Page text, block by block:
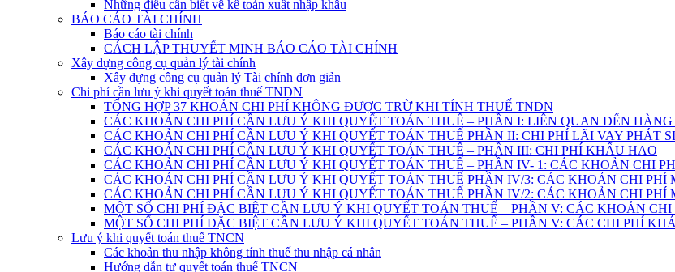
Những điều cần biết về kế toán xuất nhập khẩu
BÁO CÁO TÀI CHÍNH
Báo cáo tài chính
CÁCH LẬP THUYẾT MINH BÁO CÁO TÀI CHÍNH
Xây dựng công cụ quản lý tài chính
Xây dựng công cụ quản lý Tài chính đơn giản
Chi phí cần lưu ý khi quyết toán thuế TNDN
TỔNG HỢP 37 KHOẢN CHI PHÍ KHÔNG ĐƯỢC TRỪ KHI TÍNH THUẾ TNDN
CÁC KHOẢN CHI PHÍ CẦN LƯU Ý KHI QUYẾT TOÁN THUẾ – PHẦN I: LIÊN QUAN ĐẾN
CÁC KHOẢN CHI PHÍ CẦN LƯU Ý KHI QUYẾT TOÁN THUẾ PHẦN II: CHI PHÍ LÃI VAY PHÁT
CÁC KHOẢN CHI PHÍ CẦN LƯU Ý KHI QUYẾT TOÁN THUẾ – PHẦN III: CHI PHÍ KHẤU HAO
CÁC KHOẢN CHI PHÍ CẦN LƯU Ý KHI QUYẾT TOÁN THUẾ – PHẦN IV- 1: CÁC KHOẢN CHI
CÁC KHOẢN CHI PHÍ CẦN LƯU Ý KHI QUYẾT TOÁN THUẾ PHẦN IV/3: CÁC KHOẢN CHI PHÍ
CÁC KHOẢN CHI PHÍ CẦN LƯU Ý KHI QUYẾT TOÁN THUẾ PHẦN IV/2: CÁC KHOẢN CHI PHÍ
MỘT SỐ CHI PHÍ ĐẶC BIỆT CẦN LƯU Ý KHI QUYẾT TOÁN THUẾ – PHẦN V: CÁC KHOẢN CHI
MỘT SỐ CHI PHÍ ĐẶC BIỆT CẦN LƯU Ý KHI QUYẾT TOÁN THUẾ – PHẦN V: CÁC CHI PHÍ
Lưu ý khi quyết toán thuế TNCN
Các khoản thu nhập không tính thuế thu nhập cá nhân
Hướng dẫn tự quyết toán thuế TNCN